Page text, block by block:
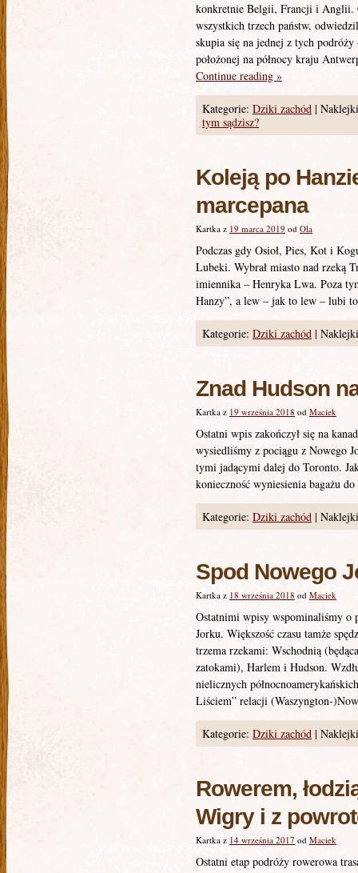
konkretnie Belgii, Francji i Anglii.
wszystkich trzech państw,
skupia się na jednej z tych
położonej na północy kraju
Continue reading »
Kategorie: Dziki zachód |
tym sądzisz?
Koleją po
marcepana
Kartka z 19 marca 2019 od Ola
Podczas gdy Osioł, Pies, Kot i
Lubeki. Wybrał miasto nad rzeką
imiennika – Henryka Lwa. Poza
Hanzy”, a lew – jak to lew – lubi
Kategorie: Dziki zachód |
Znad Hudson
Kartka z 19 września 2018 od Maciek
Ostatni wpis zakończył się na
wysiedliśmy z pociągu z Nowego
tymi jadącymi dalej do Toronto.
konieczność wyniesienia bagażu
Kategorie: Dziki zachód |
Spod Nowego
Kartka z 18 września 2018 od Maciek
Ostatnimi wpisy wspominaliśmy o
Jorku. Większość czasu tamże
trzema rzekami: Wschodnią
zatokami), Harlem i Hudson.
nielicznych
Liściem” relacji (Waszyngton-
Kategorie: Dziki zachód |
Rowerem,
Wigry i z
Kartka z 14 września 2017 od Maciek
Ostatni etap podróży rowerowa